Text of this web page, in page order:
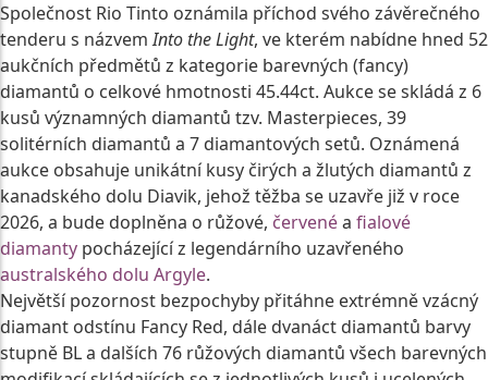
Společnost Rio Tinto oznámila příchod svého závěrečného
tenderu s názvemInto the Light, ve kterém nabídne hned 52
aukčních předmětů z kategorie barevných (fancy)
diamantů o celkové hmotnosti 45.44ct. Aukce se skládá z 6
kusů významných diamantů tzv. Masterpieces, 39
solitérních diamantů a 7 diamantových setů. Oznámená
aukce obsahuje unikátní kusy čirých a žlutých diamantů z
kanadského dolu Diavik, jehož těžba se uzavře již v roce
2026, a bude doplněna o růžové, červenéa fialové
diamanty pocházející z legendárního uzavřeného
australského dolu Argyle.
Největší pozornost bezpochyby přitáhne extrémně vzácný
diamant odstínu Fancy Red, dále dvanáct diamantů barvy
stupně BL a dalších 76 růžových diamantů všech barevných